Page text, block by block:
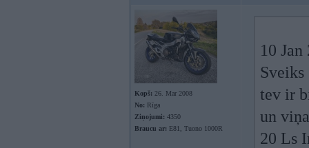
Kopš: 26. Mar 2008
No: Rīga
Ziņojumi: 4350
Braucu ar: E81, Tuono 1000R
10
tev ir
un
20 Ls